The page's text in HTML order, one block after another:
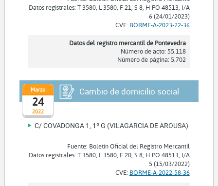
Datos registrales: T 3580, L 3580, F 21, S 8, H PO 48513, I/A
6 (24/01/2023)
CVE: BORME-A-2023-22-36
Datos del registro mercantil de Pontevedra
Número de acto: 55.118
Número de página: 5.702
2022
Marzo
24
Cambio de domicilio social
C/ COVADONGA 1, 1º G (VILAGARCIA DE AROUSA)
Fuente: Boletín Oficial del Registro Mercantil
Datos registrales: T 3580, L 3580, F 20, S 8, H PO 48513, I/A
5 (15/03/2022)
CVE: BORME-A-2022-58-36